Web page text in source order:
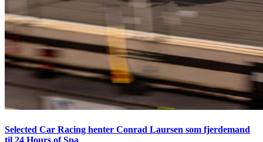
Selected Car Racing henter Conrad Laursen som fjerdemand